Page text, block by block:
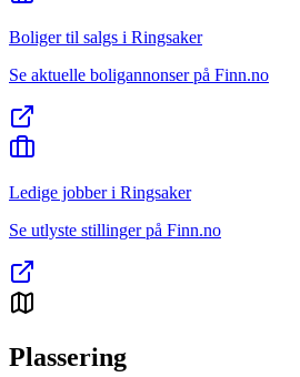
Boliger til salgs i Ringsaker
Se aktuelle boligannonser på Finn.no
Ledige jobber i Ringsaker
Se utlyste stillinger på Finn.no
Plassering